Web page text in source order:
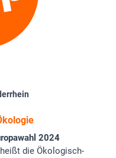
2024
die Ökologisch-